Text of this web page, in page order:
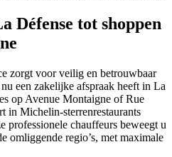
Défense tot shoppen
zorgt voor veilig en betrouwbaar
een zakelijke afspraak heeft in La
op Avenue Montaigne of Rue
in Michelin-sterrenrestaurants
professionele chauffeurs beweegt u
omliggende regio’s, met maximale